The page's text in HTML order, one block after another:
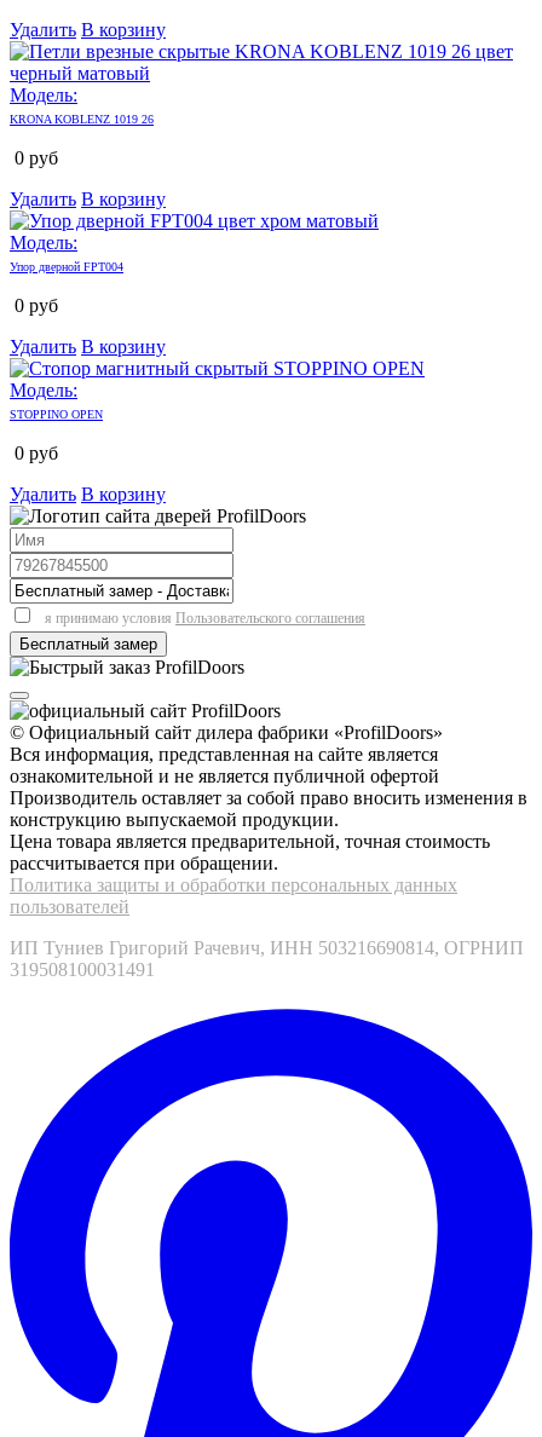
Удалить В корзину
Модель:
KRONA KOBLENZ 1019 26
0 руб
Удалить В корзину
Модель:
Упор дверной FPT004
0 руб
Удалить В корзину
Модель:
STOPPINO OPEN
0 руб
Удалить В корзину
я принимаю условия Пользовательского соглашения
© Официальный сайт дилера фабрики «ProfilDoors»
Вся информация, представленная на сайте является
ознакомительной и не является публичной офертой
Производитель оставляет за собой право вносить изменения в
конструкцию выпускаемой продукции.
Цена товара является предварительной, точная стоимость
рассчитывается при обращении.
Политика защиты и обработки персональных данных
пользователей
ИП Туниев Григорий Рачевич, ИНН 503216690814, ОГРНИП
319508100031491